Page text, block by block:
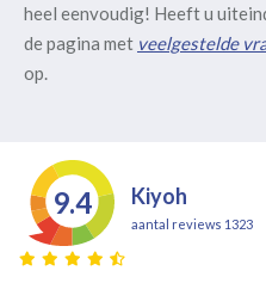
heel eenvoudig! Heeft u
de pagina met veelgestelde
op.
9.4 Kiyoh
aantal reviews 1323